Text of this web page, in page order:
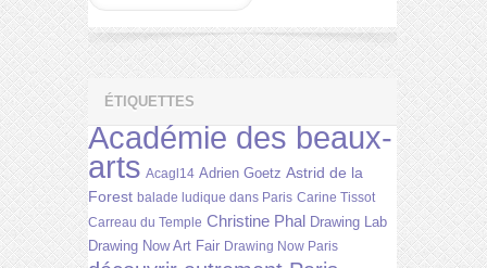
ÉTIQUETTES
Académie des beaux-
arts Acagl14 Adrien Goetz Astrid de la
Forest balade ludique dans Paris Carine Tissot
Carreau du Temple Christine Phal Drawing Lab
Drawing Now Art Fair Drawing Now Paris